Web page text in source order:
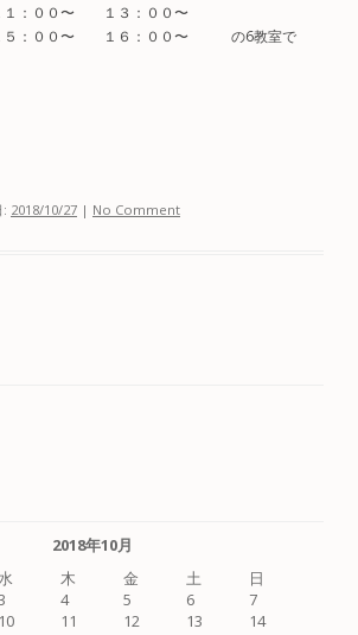
：００〜 １３：００〜
：００〜 １６：００〜 の6教室で
2018/10/27 | No Comment
2018年10月
水 木 金 土
日
4 5 6
7
10 11 12 13
14